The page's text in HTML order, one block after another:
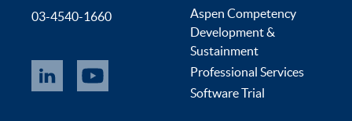
03-4540-1660
Aspen Competency
Development &
Sustainment
Professional Services
Software Trial